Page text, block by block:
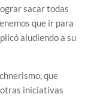
sacar todas
que ir para
aludiendo a su
que
iniciativas